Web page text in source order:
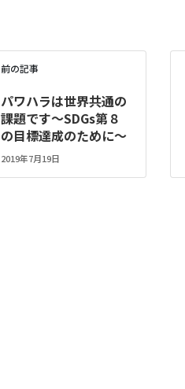
前の記事
パワハラは世界共通の
課題です～SDGs第８
の目標達成のために～
2019年7月19日